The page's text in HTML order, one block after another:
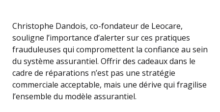
Christophe Dandois, co-fondateur de Leocare,
souligne l’importance d’alerter sur ces pratiques
frauduleuses qui compromettent la confiance au sein
du système assurantiel. Offrir des cadeaux dans le
cadre de réparations n’est pas une stratégie
commerciale acceptable, mais une dérive qui fragilise
l’ensemble du modèle assurantiel.